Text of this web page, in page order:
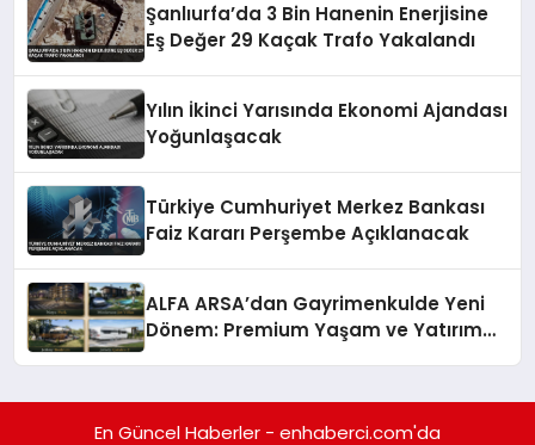
Şanlıurfa’da 3 Bin Hanenin Enerjisine
Eş Değer 29 Kaçak Trafo Yakalandı
Yılın İkinci Yarısında Ekonomi Ajandası
Yoğunlaşacak
Türkiye Cumhuriyet Merkez Bankası
Faiz Kararı Perşembe Açıklanacak
ALFA ARSA’dan Gayrimenkulde Yeni
Dönem: Premium Yaşam ve Yatırım
En Güncel Haberler - enhaberci.com'da